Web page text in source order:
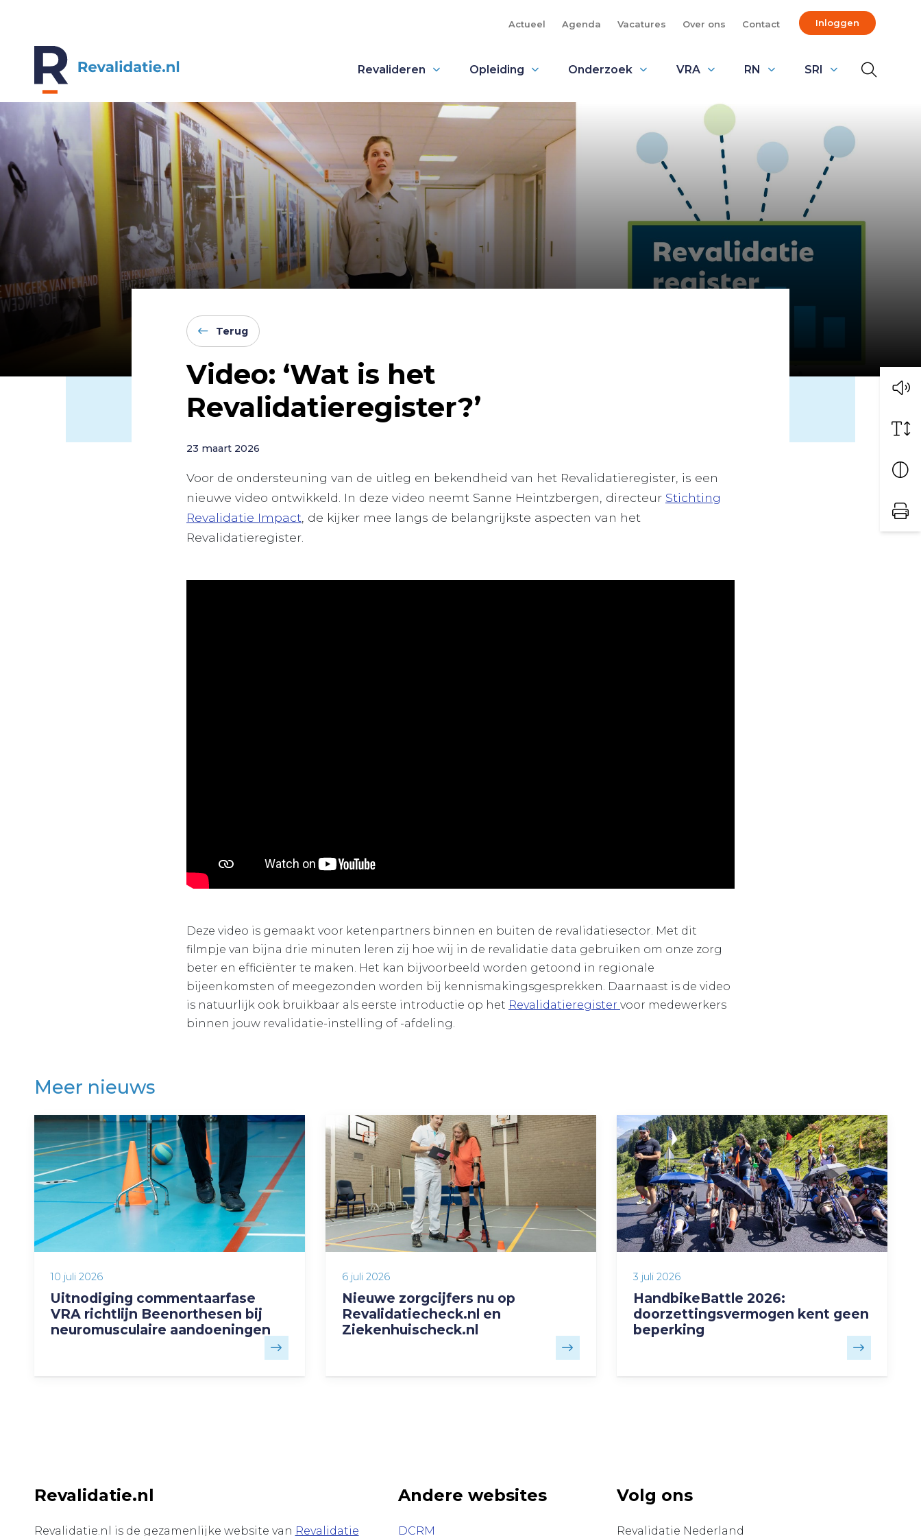
Actueel Agenda Vacatures Over ons Contact Inloggen
REVALIDATIE.NL
Revalideren Opleiding Onderzoek VRA RN SRI
Terug
Video: ‘Wat is het
Revalidatieregister?’
23 maart 2026
Voor de ondersteuning van de uitleg en bekendheid van het Revalidatieregister, is een
nieuwe video ontwikkeld. In deze video neemt Sanne Heintzbergen, directeur Stichting
Revalidatie Impact , de kijker mee langs de belangrijkste aspecten van het
Revalidatieregister.
Deze video is gemaakt voor ketenpartners binnen en buiten de revalidatiesector. Met dit
filmpje van bijna drie minuten leren zij hoe wij in de revalidatie data gebruiken om onze zorg
beter en efficiënter te maken. Het kan bijvoorbeeld worden getoond in regionale
bijeenkomsten of meegezonden worden bij kennismakingsgesprekken. Daarnaast is de video
is natuurlijk ook bruikbaar als eerste introductie op het Revalidatieregister voor medewerkers
binnen jouw revalidatie-instelling of -afdeling.
Meer nieuws
10 juli 2026
Uitnodiging commentaarfase
VRA richtlijn Beenorthesen bij
neuromusculaire aandoeningen
6 juli 2026
Nieuwe zorgcijfers nu op
Revalidatiecheck.nl en
Ziekenhuischeck.nl
3 juli 2026
HandbikeBattle 2026:
doorzettingsvermogen kent geen
beperking
Revalidatie.nl
Revalidatie.nl is de gezamenlijke website van Revalidatie
Andere websites
DCRM
Volg ons
Revalidatie Nederland